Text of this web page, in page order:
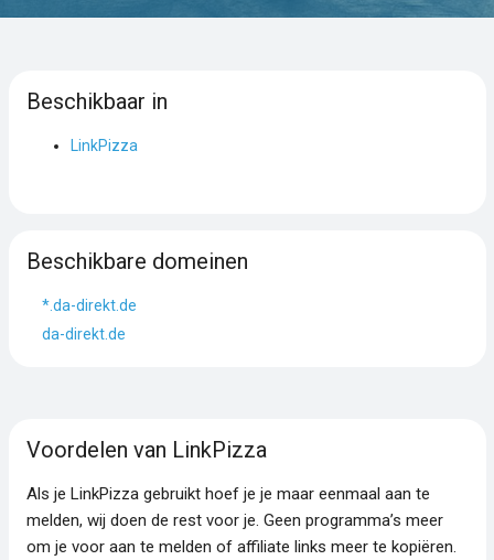
Beschikbaar in
LinkPizza
Beschikbare domeinen
*.da-direkt.de
da-direkt.de
Voordelen van LinkPizza
Als je LinkPizza gebruikt hoef je je maar eenmaal aan te
melden, wij doen de rest voor je. Geen programma’s meer
om je voor aan te melden of affiliate links meer te kopiëren.